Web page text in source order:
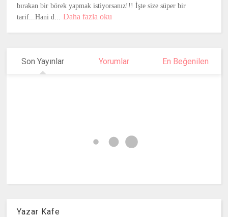
bırakan bir börek yapmak istiyorsanız!!! İşte size süper bir
tarif...Hani d... Daha fazla oku
Son Yayınlar Yorumlar En Beğenilen
Yazar Kafe